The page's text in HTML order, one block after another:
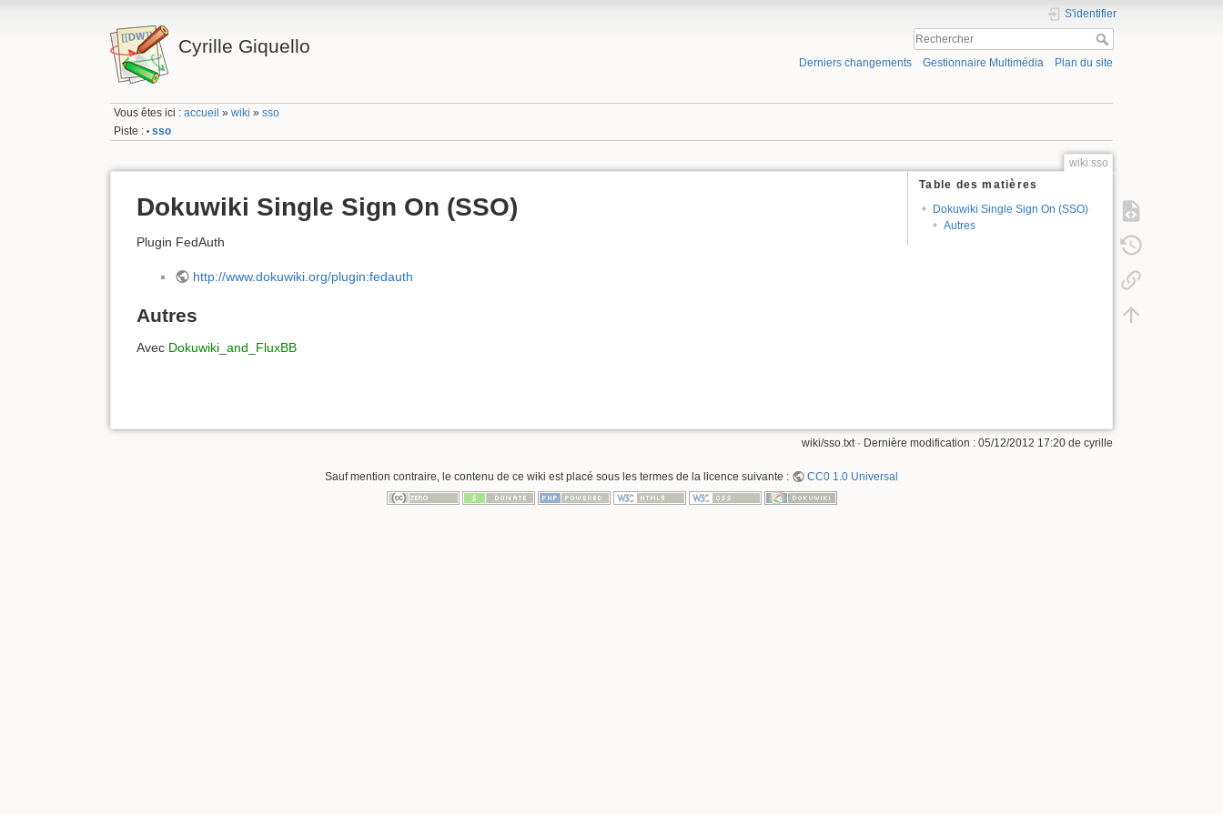
Cyrille Giquello
S'identifier
Derniers changements Gestionnaire Multimédia Plan du site
Vous êtes ici :accueil »wiki »sso
Piste : • sso
wiki:sso
Table des matières
Dokuwiki Single Sign On (SSO)
Autres
Dokuwiki Single Sign On (SSO)
Plugin FedAuth
http://www.dokuwiki.org/plugin:fedauth
Autres
Avec Dokuwiki_and_FluxBB
wiki/sso.txt· Dernière modification : 05/12/2012 17:20 de cyrille
Sauf mention contraire, le contenu de ce wiki est placé sous les termes de la licence suivante : CC0 1.0 Universal